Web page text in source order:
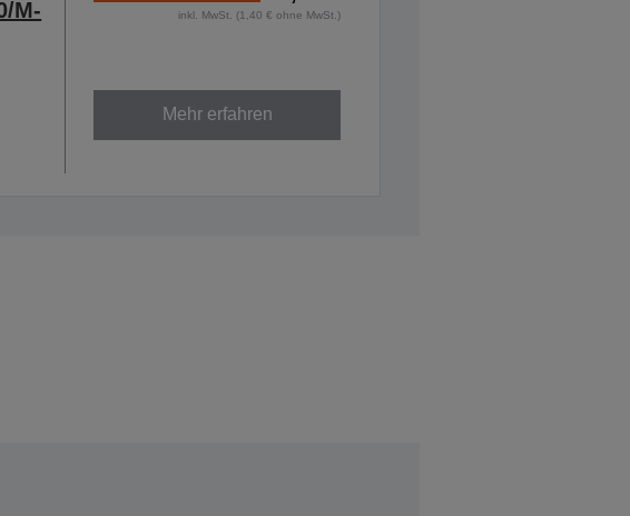
M-
inkl. MwSt. (1,40 € ohne MwSt.)
Mehr erfahren